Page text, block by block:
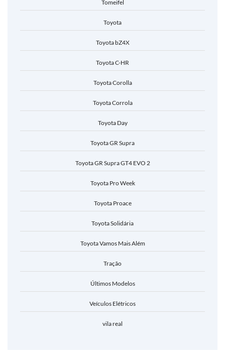
Tomeifel
Toyota
Toyota bZ4X
Toyota C-HR
Toyota Corolla
Toyota Corrola
Toyota Day
Toyota GR Supra
Toyota GR Supra GT4 EVO 2
Toyota Pro Week
Toyota Proace
Toyota Solidária
Toyota Vamos Mais Além
Tração
Últimos Modelos
Veículos Elétricos
vila real